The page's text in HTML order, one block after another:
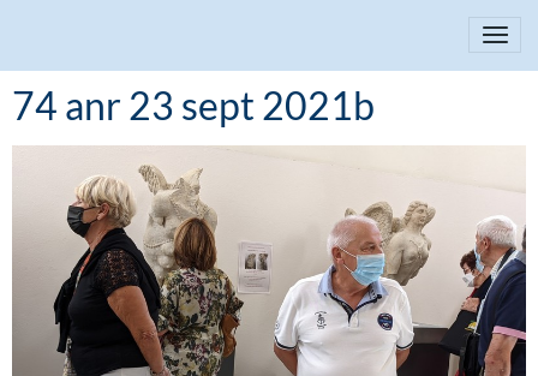
74 anr 23 sept 2021b